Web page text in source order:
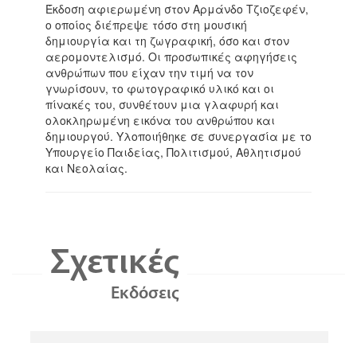
Έκδοση αφιερωμένη στον Αρμάνδο Τζιοζεφέν,
ο οποίος διέπρεψε τόσο στη μουσική
δημιουργία και τη ζωγραφική, όσο και στον
αερομοντελισμό. Οι προσωπικές αφηγήσεις
ανθρώπων που είχαν την τιμή να τον
γνωρίσουν, το φωτογραφικό υλικό και οι
πίνακές του, συνθέτουν μια γλαφυρή και
ολοκληρωμένη εικόνα του ανθρώπου και
δημιουργού. Υλοποιήθηκε σε συνεργασία με το
Υπουργείο Παιδείας, Πολιτισμού, Αθλητισμού
και Νεολαίας.
Σχετικές
Εκδόσεις